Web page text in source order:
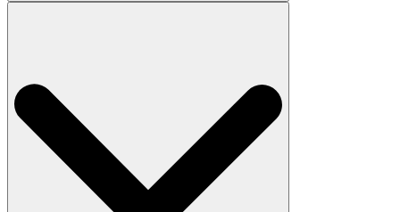
Search